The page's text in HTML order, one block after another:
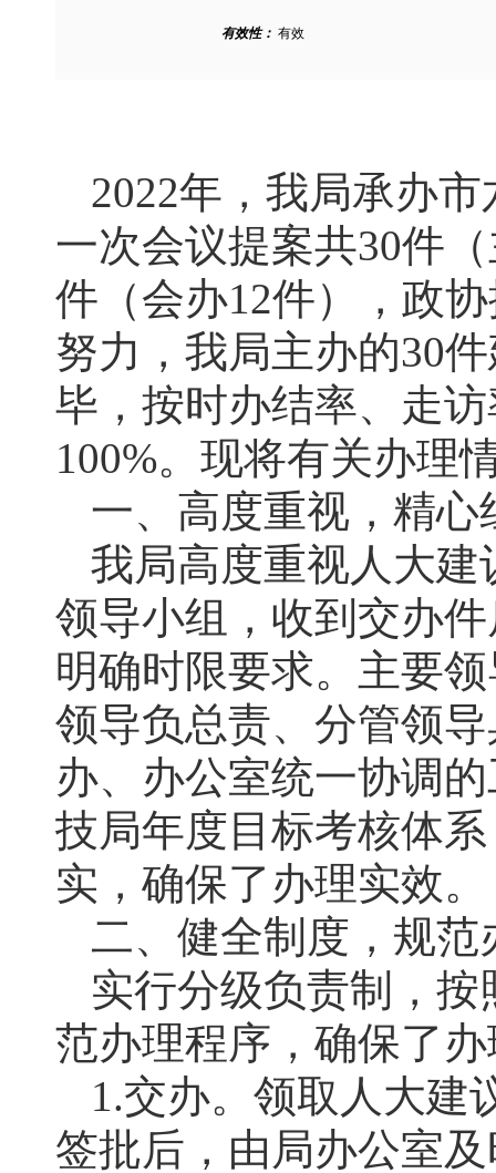
有效性： 有效
2022年，我局承办
一次会议提案共30件
件（会办12件），政
努力，我局主办的30
毕，按时办结率、走
100%。现将有关办理
一、高度重视，精心
我局高度重视人大
领导小组，收到交办
明确时限要求。主要
领导负总责、分管领
办、办公室统一协调
技局年度目标考核体
实，确保了办理实效。
二、健全制度，规范
实行分级负责制，
范办理程序，确保了
1.交办。领取人大建
签批后，由局办公室